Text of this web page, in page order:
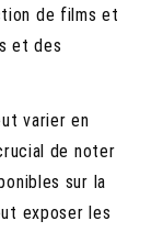
de films et
et des
varier en
de noter
sur la
exposer les